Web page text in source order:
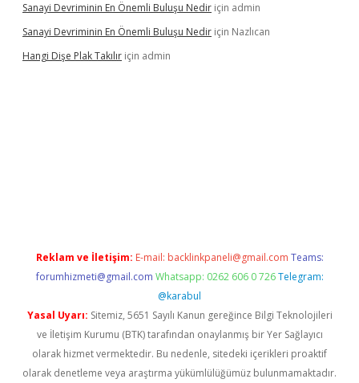
Sanayi Devriminin En Önemli Buluşu Nedir için admin
Sanayi Devriminin En Önemli Buluşu Nedir için Nazlıcan
Hangi Dişe Plak Takılır için admin
Reklam ve İletişim: E-mail: backlinkpaneli@gmail.com Teams:
forumhizmeti@gmail.com Whatsapp: 0262 606 0 726 Telegram:
@karabul
Yasal Uyarı: Sitemiz, 5651 Sayılı Kanun gereğince Bilgi Teknolojileri
ve İletişim Kurumu (BTK) tarafından onaylanmış bir Yer Sağlayıcı
olarak hizmet vermektedir. Bu nedenle, sitedeki içerikleri proaktif
olarak denetleme veya araştırma yükümlülüğümüz bulunmamaktadır.